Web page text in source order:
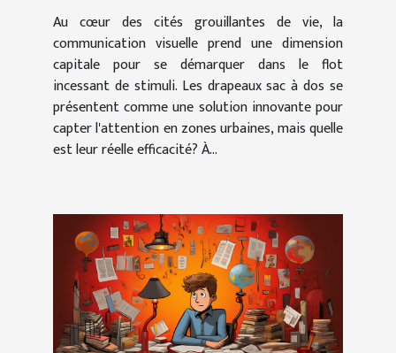
Au cœur des cités grouillantes de vie, la
communication visuelle prend une dimension
capitale pour se démarquer dans le flot
incessant de stimuli. Les drapeaux sac à dos se
présentent comme une solution innovante pour
capter l'attention en zones urbaines, mais quelle
est leur réelle efficacité? À...